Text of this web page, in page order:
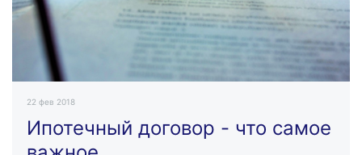
22 фев 2018
Ипотечный договор - что самое